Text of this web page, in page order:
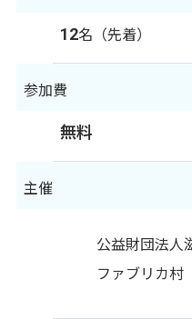
12名（先着）
参加費
無料
主催
公益財団法人
ファブリカ村